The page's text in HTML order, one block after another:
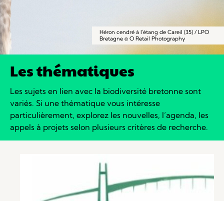
Héron cendré à l'étang de Careil (35) / LPO
Bretagne © O Retail Photography
Les thématiques
Les sujets en lien avec la biodiversité bretonne sont
variés. Si une thématique vous intéresse
particulièrement, explorez les nouvelles, l’agenda, les
appels à projets selon plusieurs critères de recherche.